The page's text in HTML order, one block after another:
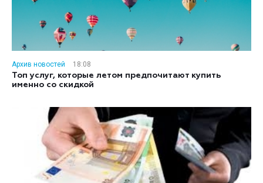
Архив новостей
18:08
Топ услуг, которые летом предпочитают купить
именно со скидкой